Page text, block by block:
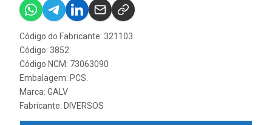
Código do Fabricante: 321103
Código: 3852
Código NCM: 73063090
Embalagem: PCS.
Marca: GALV
Fabricante: DIVERSOS